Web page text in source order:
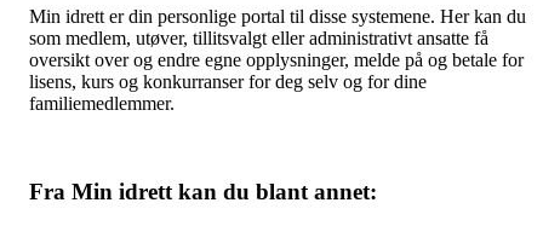
Min idrett er din personlige portal til disse systemene. Her kan du
som medlem, utøver, tillitsvalgt eller administrativt ansatte få
oversikt over og endre egne opplysninger, melde på og betale for
lisens, kurs og konkurranser for deg selv og for dine
familiemedlemmer.
Fra Min idrett kan du blant annet: